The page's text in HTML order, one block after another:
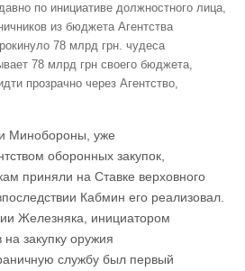
по инициативе должностного лица,
из бюджета Агентства
78 млрд грн. чудеса
78 млрд грн своего бюджета,
прозрачно через Агентство,
Минобороны, уже
оборонных закупок,
приняли на Ставке верховного
Кабмин его реализовал.
Железняка, инициатором
закупку оружия
службу был первый